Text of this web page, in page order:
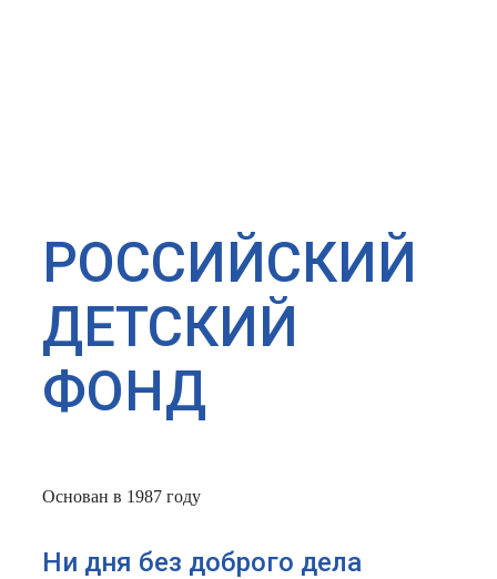
РОССИЙСКИЙ
ДЕТСКИЙ
ФОНД
Основан в 1987 году
Ни дня без доброго дела